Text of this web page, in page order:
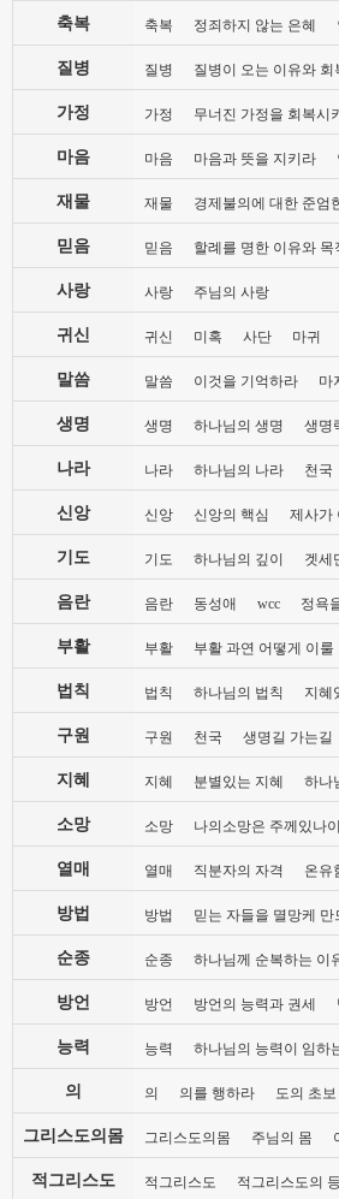
축복 축복 정죄하지 않는 은혜
질병 질병 질병이 오는 이유와 회
가정 가정 무너진 가정을 회복시
마음 마음 마음과 뜻을 지키라
재물 재물 경제불의에 대한 준엄
믿음 믿음 할례를 명한 이유와 목
사랑 사랑 주님의 사랑
귀신 귀신 미혹 사단 마귀
말씀 말씀 이것을 기억하라 마
생명 생명 하나님의 생명 생명
나라 나라 하나님의 나라 천국
신앙 신앙 신앙의 핵심 제사가
기도 기도 하나님의 깊이 겟세
음란 음란 동성애 wcc 정욕
부활 부활 부활 과연 어떻게 이룰
법칙 법칙 하나님의 법칙 지혜
구원 구원 천국 생명길 가는길
지혜 지혜 분별있는 지혜 하나
소망 소망 나의소망은 주께있나
열매 열매 직분자의 자격 온유
방법 방법 믿는 자들을 멸망케 만
순종 순종 하나님께 순복하는 이
방언 방언 방언의 능력과 권세
능력 능력 하나님의 능력이 임하
의 의 의를 행하라 도의 초보
그리스도의몸 그리스도의몸 주님의 몸
적그리스도 적그리스도 적그리스도의